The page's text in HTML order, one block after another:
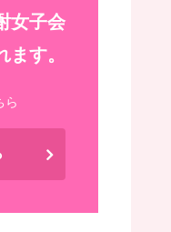
女子会
す。
ら